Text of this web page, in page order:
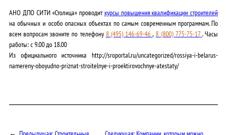
АНО ДПО СИТИ «Столица» проводиткурсы повышения квалификации строителей
на обычных и особо опасных объектах по самым современным программам. По
всем вопросам звоните по телефону 8 (495) 146-69-46 ,8 (800) 775-75-17 . Часы
работы: c 9.00 до 18.00
Из официального источника http://sroportal.ru/uncategorized/rossiya-i-belarus-
namereny-oboyudno-priznat-stroitelnye-i-proektirovochnye-atestaty/